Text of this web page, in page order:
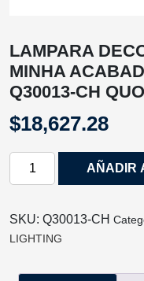
LAMPARA
MINHA
Q30013-CH
$18,627.28
LAMPARA
MINHA
ACABADO
ORO
AÑADIR
SKU: Q30013-CH
LIGHTING